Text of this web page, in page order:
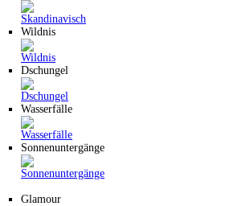
Wildnis
Dschungel
Wasserfälle
Sonnenuntergänge
Glamour